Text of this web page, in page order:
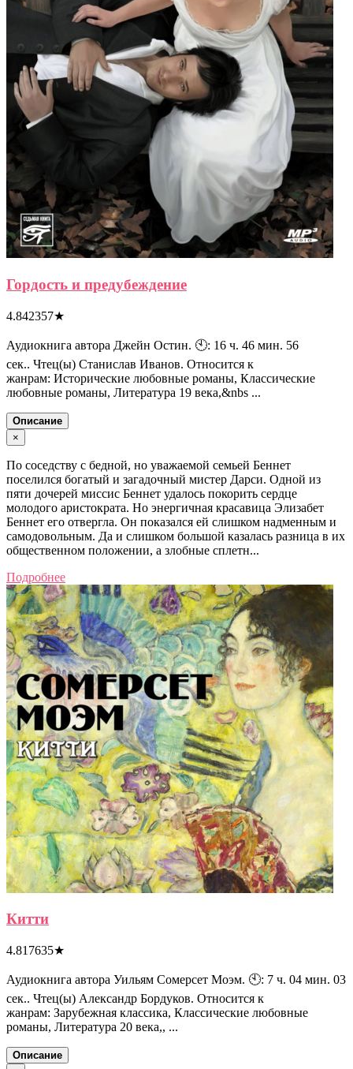
Гордость и предубеждение
4.842357★
Аудиокнига автора Джейн Остин. 🕙: 16 ч. 46 мин. 56
сек.. Чтец(ы) Станислав Иванов. Относится к
жанрам: Исторические любовные романы, Классические
любовные романы, Литература 19 века,&nbs ...
Описание
×
По соседству с бедной, но уважаемой семьей Беннет
поселился богатый и загадочный мистер Дарси. Одной из
пяти дочерей миссис Беннет удалось покорить сердце
молодого аристократа. Но энергичная красавица Элизабет
Беннет его отвергла. Он показался ей слишком надменным и
самодовольным. Да и слишком большой казалась разница в их
общественном положении, а злобные сплетн...
Подробнее
Китти
4.817635★
Аудиокнига автора Уильям Сомерсет Моэм. 🕙: 7 ч. 04 мин. 03
сек.. Чтец(ы) Александр Бордуков. Относится к
жанрам: Зарубежная классика, Классические любовные
романы, Литература 20 века,, ...
Описание